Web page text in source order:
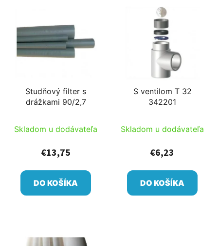
Studňový filter s
drážkami 90/2,7
Skladom u dodávateľa
€13,75
DO KOŠÍKA
S ventilom T 32
342201
Skladom u dodávateľa
€6,23
DO KOŠÍKA